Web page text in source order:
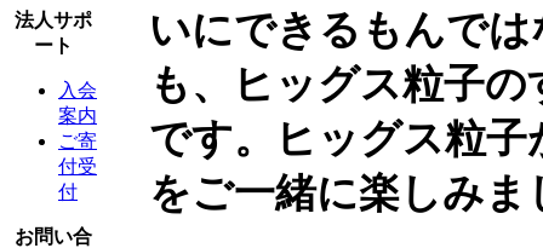
法人サポ
ート
入会
案内
ご寄
付受
付
お問い合
いにできるもんで
も、ヒッグス粒子
です。ヒッグス粒
をご一緒に楽しみま